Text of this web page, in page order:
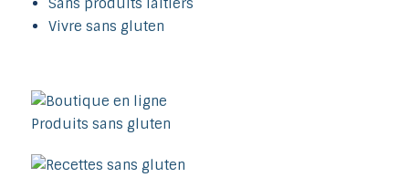
Sans produits laitiers
Vivre sans gluten